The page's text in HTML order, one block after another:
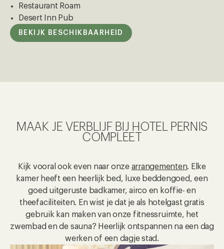
Restaurant Roam
Desert Inn Pub
BEKIJK BESCHIKBAARHEID
MAAK JE VERBLIJF BIJ HOTEL PERNIS
COMPLEET
Kijk vooral ook even naar onze arrangementen. Elke
kamer heeft een heerlijk bed, luxe beddengoed, een
goed uitgeruste badkamer, airco en koffie- en
theefaciliteiten. En wist je dat je als hotelgast gratis
gebruik kan maken van onze fitnessruimte, het
zwembad en de sauna? Heerlijk ontspannen na een dag
werken of een dagje stad.